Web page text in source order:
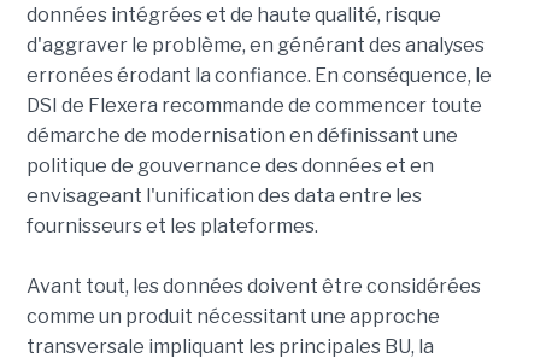
données intégrées et de haute qualité, risque
d'aggraver le problème, en générant des analyses
erronées érodant la confiance. En conséquence, le
DSI de Flexera recommande de commencer toute
démarche de modernisation en définissant une
politique de gouvernance des données et en
envisageant l'unification des data entre les
fournisseurs et les plateformes.
Avant tout, les données doivent être considérées
comme un produit nécessitant une approche
transversale impliquant les principales BU, la